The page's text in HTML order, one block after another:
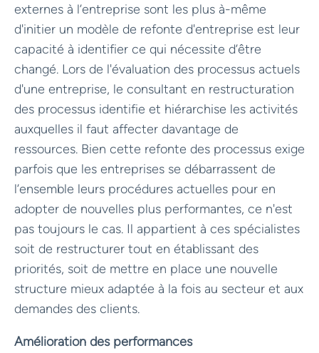
externes à l’entreprise sont les plus à-même
d'initier un modèle de refonte d'entreprise est leur
capacité à identifier ce qui nécessite d’être
changé. Lors de l'évaluation des processus actuels
d'une entreprise, le consultant en restructuration
des processus identifie et hiérarchise les activités
auxquelles il faut affecter davantage de
ressources. Bien cette refonte des processus exige
parfois que les entreprises se débarrassent de
l’ensemble leurs procédures actuelles pour en
adopter de nouvelles plus performantes, ce n'est
pas toujours le cas. Il appartient à ces spécialistes
soit de restructurer tout en établissant des
priorités, soit de mettre en place une nouvelle
structure mieux adaptée à la fois au secteur et aux
demandes des clients.
Amélioration des performances